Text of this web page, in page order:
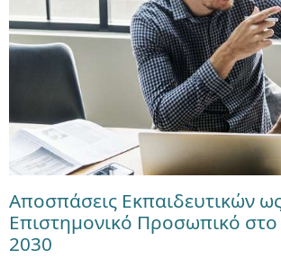
Αποσπάσεις Εκπαιδευτικών
Επιστημονικό Προσωπικό
2030